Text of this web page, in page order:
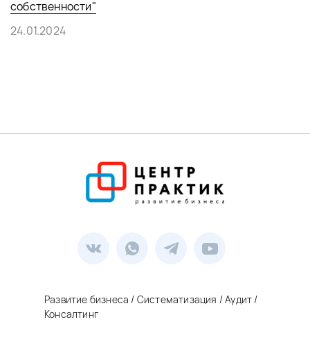
собственности"
24.01.2024
Развитие бизнеса / Систематизация / Аудит /
Консалтинг